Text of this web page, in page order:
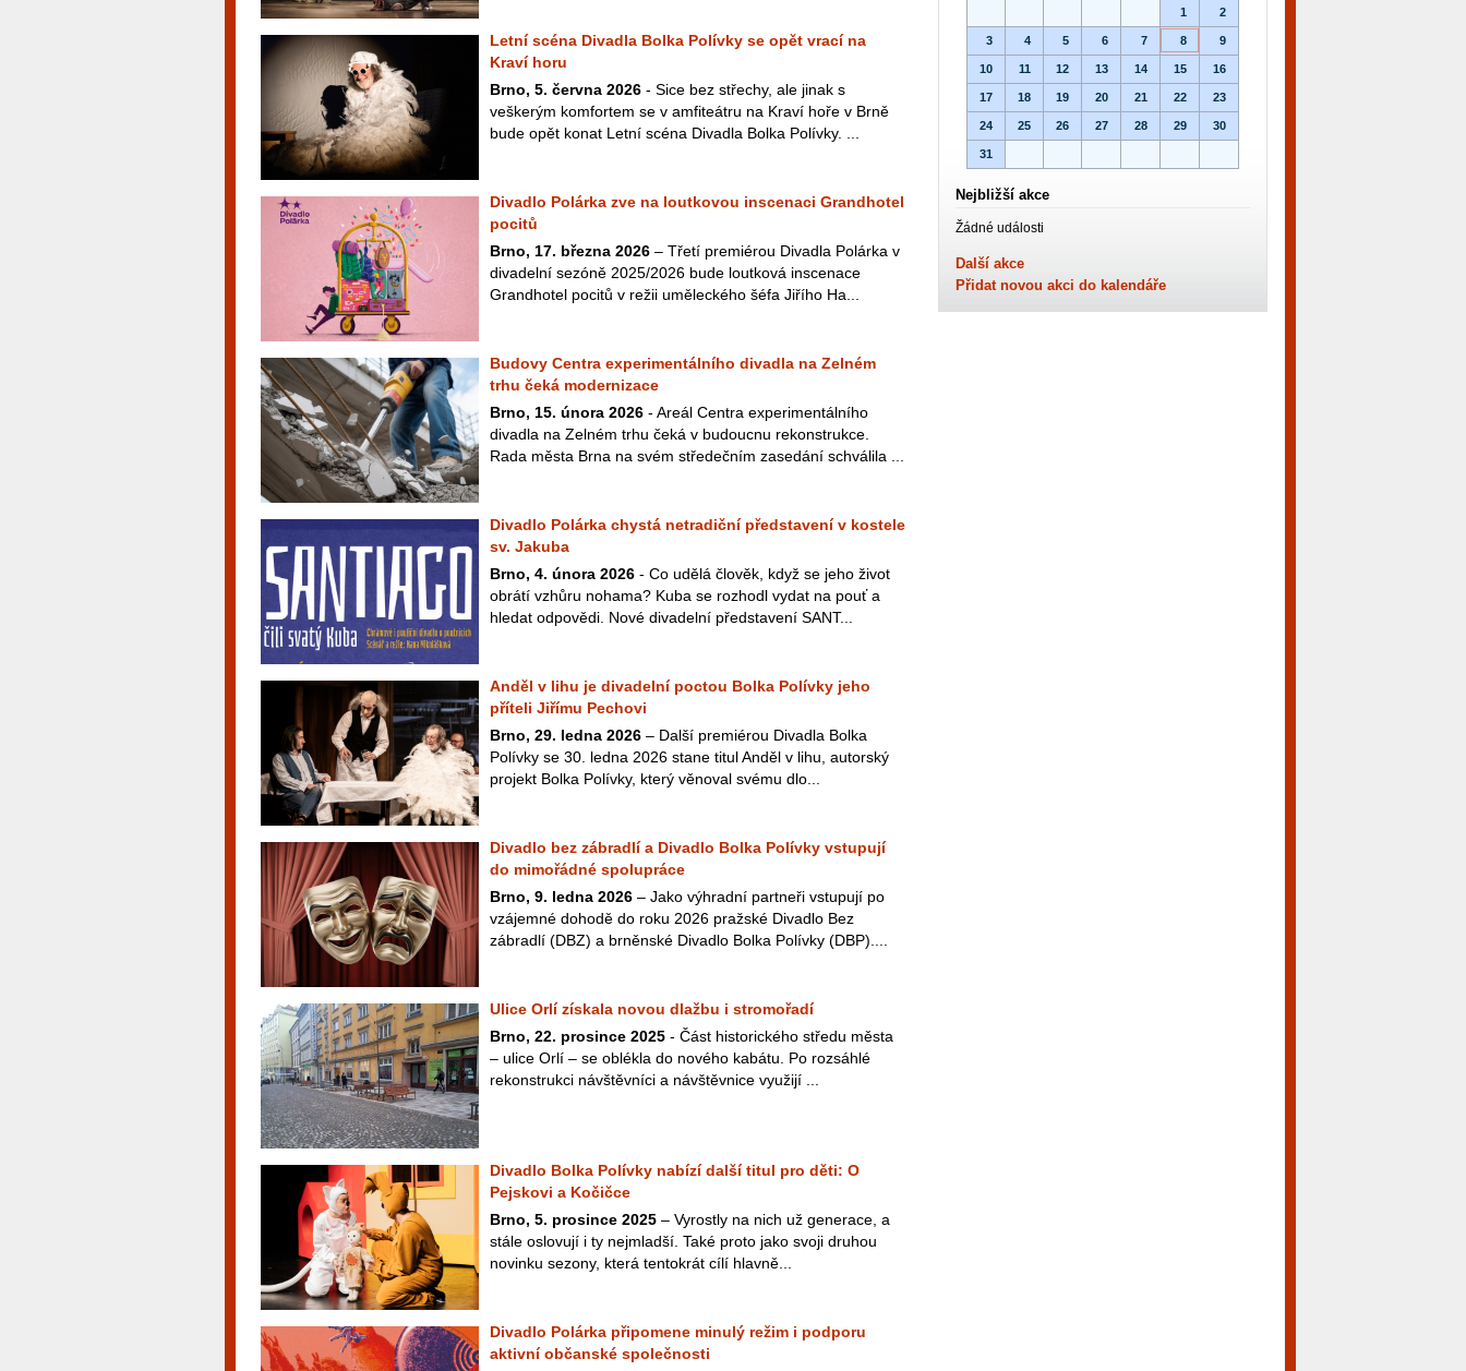
Letní scéna Divadla Bolka Polívky se opět vrací na
Kraví horu
Brno, 5. června 2026 - Sice bez střechy, ale jinak s
veškerým komfortem se v amfiteátru na Kraví hoře v Brně
bude opět konat Letní scéna Divadla Bolka Polívky. ...
Divadlo Polárka zve na loutkovou inscenaci Grandhotel
pocitů
Brno, 17. března 2026 – Třetí premiérou Divadla Polárka v
divadelní sezóně 2025/2026 bude loutková inscenace
Grandhotel pocitů v režii uměleckého šéfa Jiřího Ha...
Budovy Centra experimentálního divadla na Zelném
trhu čeká modernizace
Brno, 15. února 2026 - Areál Centra experimentálního
divadla na Zelném trhu čeká v budoucnu rekonstrukce.
Rada města Brna na svém středečním zasedání schválila ...
Divadlo Polárka chystá netradiční představení v kostele
sv. Jakuba
Brno, 4. února 2026 - Co udělá člověk, když se jeho život
obrátí vzhůru nohama? Kuba se rozhodl vydat na pouť a
hledat odpovědi. Nové divadelní představení SANT...
Anděl v lihu je divadelní poctou Bolka Polívky jeho
příteli Jiřímu Pechovi
Brno, 29. ledna 2026 – Další premiérou Divadla Bolka
Polívky se 30. ledna 2026 stane titul Anděl v lihu, autorský
projekt Bolka Polívky, který věnoval svému dlo...
Divadlo bez zábradlí a Divadlo Bolka Polívky vstupují
do mimořádné spolupráce
Brno, 9. ledna 2026 – Jako výhradní partneři vstupují po
vzájemné dohodě do roku 2026 pražské Divadlo Bez
zábradlí (DBZ) a brněnské Divadlo Bolka Polívky (DBP)....
Ulice Orlí získala novou dlažbu i stromořadí
Brno, 22. prosince 2025 - Část historického středu města
– ulice Orlí – se oblékla do nového kabátu. Po rozsáhlé
rekonstrukci návštěvníci a návštěvnice využijí ...
Divadlo Bolka Polívky nabízí další titul pro děti: O
Pejskovi a Kočičce
Brno, 5. prosince 2025 – Vyrostly na nich už generace, a
stále oslovují i ty nejmladší. Také proto jako svoji druhou
novinku sezony, která tentokrát cílí hlavně...
Divadlo Polárka připomene minulý režim i podporu
aktivní občanské společnosti
1
2
3 4 5 6 7 8 9
10 11 12 13 14 15 16
17 18 19 20 21 22 23
24 25 26 27 28 29 30
31
Nejbližší akce
Žádné události
Další akce
Přidat novou akci do kalendáře